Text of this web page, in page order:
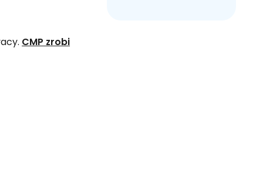
CMP zrobi